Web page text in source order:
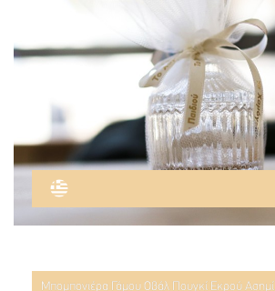
Μπομπονιέρα Γάμου Οβάλ Πουγκί Εκρού Ασημί